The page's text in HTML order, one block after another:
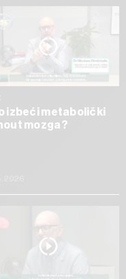
izbeći metabolički
mozga?